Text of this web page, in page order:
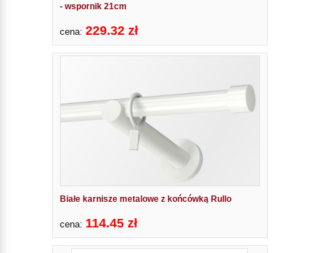
- wspornik 21cm
cena: 229.32 zł
Białe karnisze metalowe z końcówką Rullo
cena: 114.45 zł